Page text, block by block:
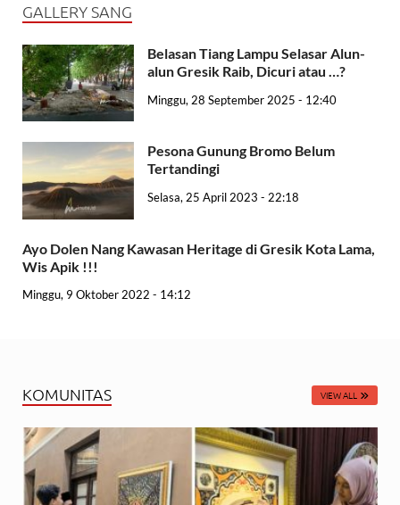
GALLERY SANG
Belasan Tiang Lampu Selasar Alun-
alun Gresik Raib, Dicuri atau …?
Minggu, 28 September 2025 - 12:40
Pesona Gunung Bromo Belum
Tertandingi
Selasa, 25 April 2023 - 22:18
Ayo Dolen Nang Kawasan Heritage di Gresik Kota Lama,
Wis Apik !!!
Minggu, 9 Oktober 2022 - 14:12
KOMUNITAS VIEW ALL